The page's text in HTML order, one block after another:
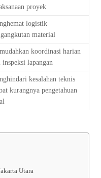
proyek
logistik
material
koordinasi harian
inspeksi lapangan
kesalahan teknis
kurangnya pengetahuan
Utara